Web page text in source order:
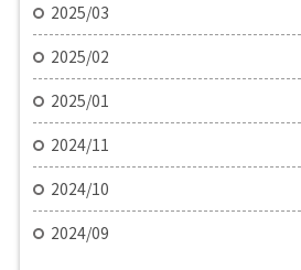
2025/03
2025/02
2025/01
2024/11
2024/10
2024/09